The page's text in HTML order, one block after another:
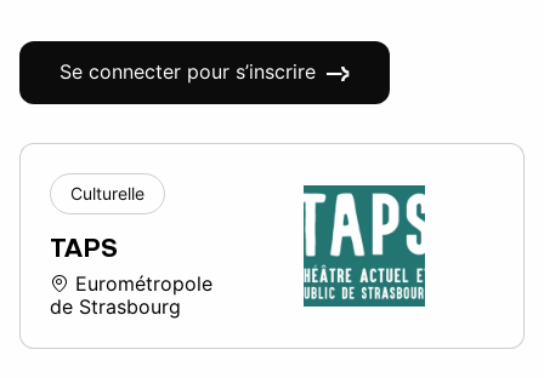
Se connecter pour s’inscrire
Culturelle
TAPS
Eurométropole
de Strasbourg